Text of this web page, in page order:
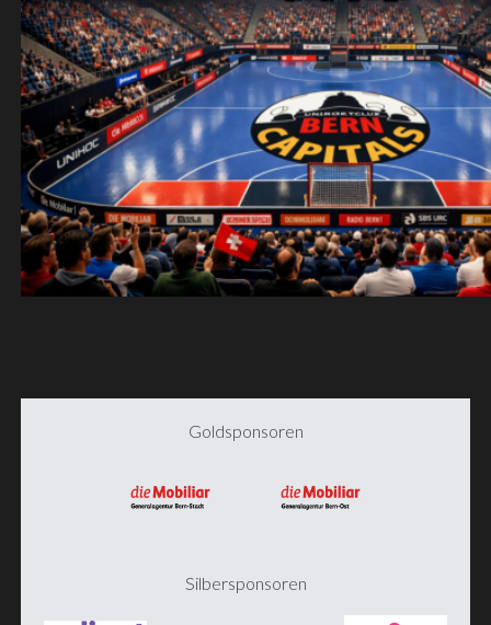
Goldsponsoren
Silbersponsoren